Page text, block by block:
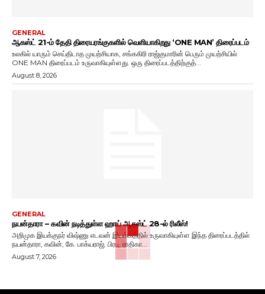
GENERAL
ஆகஸ்ட் 21-ம் தேதி திரையரங்குகளில் வெளியாகிறது ‘ONE MAN’ திரைப்படம்
உலகில் யாரும் செய்திடாத முயற்சியாக, சங்ககிரி ராஜ்குமாரின் பெரும் முயற்சியில்
ONE MAN திரைப்படம் உருவாகியுள்ளது. ஒரு திரைப்படத்திற்குத்...
August 8, 2026
GENERAL
நயன்தாரா – கவின் நடித்துள்ள ஹாய் ஆகஸ்ட் 28-ல் ரிலீஸ்!
அறிமுக இயக்குநர் விஷ்ணு எடவன் இயக்கத்தில் உருவாகியுள்ள இந்த திரைப்படத்தில்
நயன்தாரா, கவின், கே. பாக்யராஜ், பிரபு, ராதிகா...
August 7, 2026